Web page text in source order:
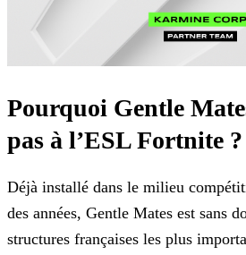
Pourquoi Gentle
pas à l’ESL Fortnite ?
Déjà installé dans le milieu
des années, Gentle Mates est sans
structures françaises les plus